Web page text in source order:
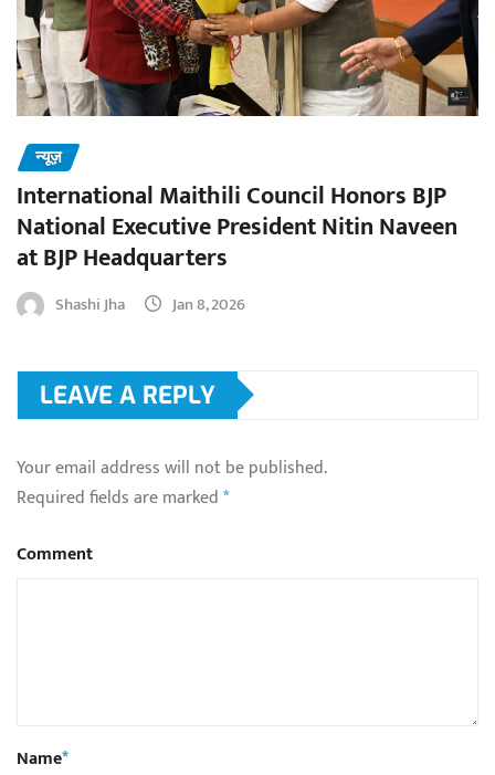
न्यूज़
International Maithili Council Honors BJP
National Executive President Nitin Naveen
at BJP Headquarters
Shashi Jha Jan 8, 2026
LEAVE A REPLY
Your email address will not be published.
Required fields are marked*
Comment
Name*